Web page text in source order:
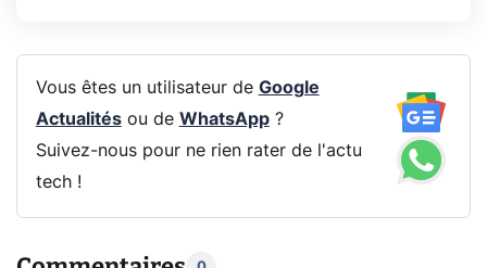
Vous êtes un utilisateur de Google
Actualitésou de WhatsApp?
Suivez-nous pour ne rien rater de l'actu
tech !